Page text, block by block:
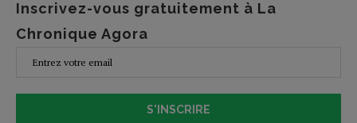
Inscrivez-vous gratuitement à La
Chronique Agora
S'INSCRIRE